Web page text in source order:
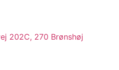
202C, 270 Brønshøj